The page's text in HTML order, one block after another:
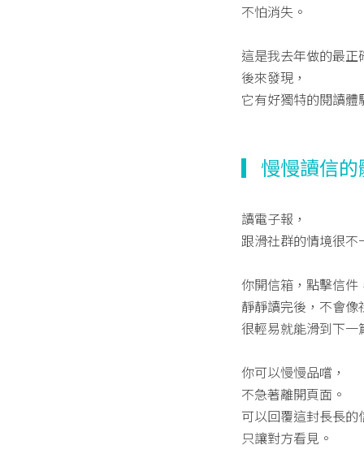
不怕消失。
這是我去年做的最正
後來發現，
它有好獨特的閱讀體
▎慢慢讀信的
讀電子報，
跟滑社群的情境很不
你開信箱，點擊信件
靜靜讀完後，不會像
很輕易就能滑到下一
你可以慢慢品嚐，
不急著離開頁面。
可以回覆這封長長的
只讓對方看見。